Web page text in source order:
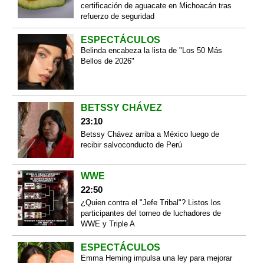
certificación de aguacate en Michoacán tras
refuerzo de seguridad
ESPECTÁCULOS
Belinda encabeza la lista de "Los 50 Más
Bellos de 2026"
BETSSY CHÁVEZ
23:10
Betssy Chávez arriba a México luego de
recibir salvoconducto de Perú
WWE
22:50
¿Quien contra el "Jefe Tribal"? Listos los
participantes del torneo de luchadores de
WWE y Triple A
ESPECTÁCULOS
Emma Heming impulsa una ley para mejorar